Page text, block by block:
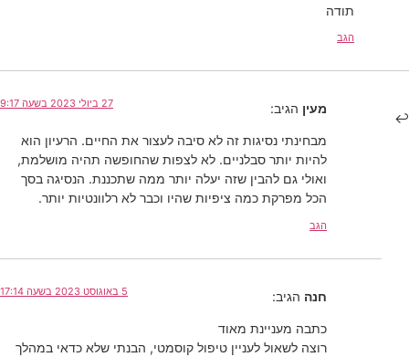
תודה
הגב
מעין הגיב: 27 ביולי 2023 בשעה 9:17
מבחינתי נסיגות זה לא סיבה לעצור את החיים. הרעיון הוא
להיות יותר סבלניים. לא לצפות שהחופשה תהיה מושלמת,
ואולי גם להבין שזה יעלה יותר ממה שתכננת. הנסיגה בסך
הכל מפרקת כמה ציפיות שהיו וכבר לא רלוונטיות יותר.
הגב
חנה הגיב: 5 באוגוסט 2023 בשעה 17:14
כתבה מעניינת מאוד
רוצה לשאול לעניין טיפול קוסמטי, הבנתי שלא כדאי במהלך